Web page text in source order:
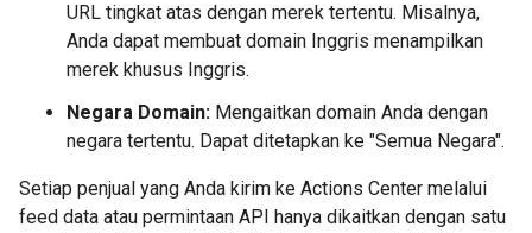
URL tingkat atas dengan merek tertentu. Misalnya,
Anda dapat membuat domain Inggris menampilkan
merek khusus Inggris.
Negara Domain: Mengaitkan domain Anda dengan
negara tertentu. Dapat ditetapkan ke "Semua Negara".
Setiap penjual yang Anda kirim ke Actions Center melalui
feed data atau permintaan API hanya dikaitkan dengan satu